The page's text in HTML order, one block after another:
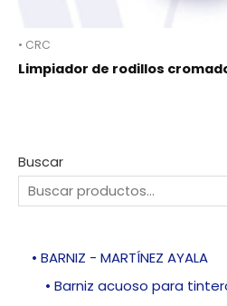
Buscar
• BARNIZ - MARTÍNEZ AYALA
• Barniz acuoso para
• CRC
Limpiador de rodillos